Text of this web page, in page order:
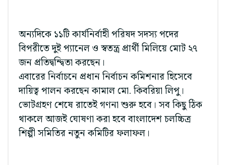
অন্যদিকে ১১টি কার্যনির্বাহী পরিষদ সদস্য পদের
বিপরীতে দুই প্যানেল ও স্বতন্ত্র প্রার্থী মিলিয়ে মোট ২৭
জন প্রতিদ্বন্দ্বিতা করছেন।
এবারের নির্বাচনে প্রধান নির্বাচন কমিশনার হিসেবে
দায়িত্ব পালন করছেন কামাল মো. কিবরিয়া লিপু।
ভোটগ্রহণ শেষে রাতেই গণনা শুরু হবে। সব কিছু ঠিক
থাকলে আজই ঘোষণা করা হবে বাংলাদেশ চলচ্চিত্র
শিল্পী সমিতির নতুন কমিটির ফলাফল।